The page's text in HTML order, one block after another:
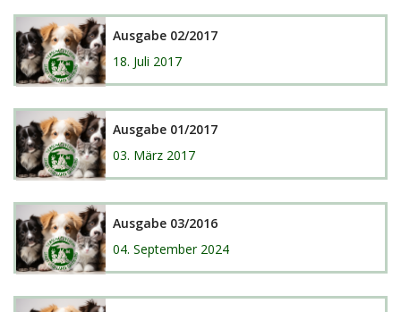
Ausgabe 02/2017
18. Juli 2017
Ausgabe 01/2017
03. März 2017
Ausgabe 03/2016
04. September 2024